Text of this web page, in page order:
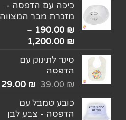
כיפה עם הדפסה -
מזכרת מבר המצווה
190.00 ₪
–
1,200.00 ₪
סינר לתינוק עם
הדפסה
39.00₪
29.00 ₪
כובע טמבל עם
הדפסה - צבע לבן